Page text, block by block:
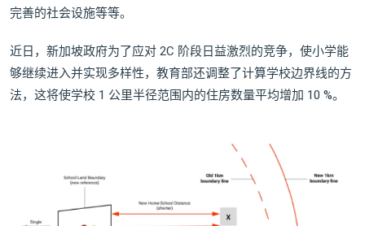
完善的社会设施等等。
近日，新加坡政府为了应对 2C 阶段日益激烈的竞争，使小学能
够继续进入并实现多样性，教育部还调整了计算学校边界线的方
法，这将使学校 1 公里半径范围内的住房数量平均增加 10 %。